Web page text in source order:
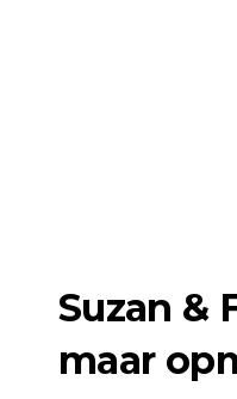
Suzan &
maar